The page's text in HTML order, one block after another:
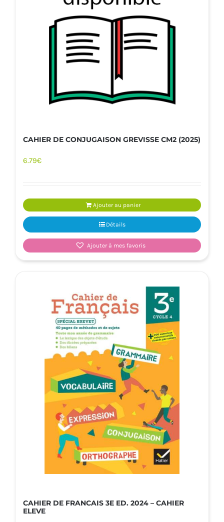
CAHIER DE CONJUGAISON GREVISSE CM2 (2025)
6.79€
Ajouter au panier
Détails
Ajouter à mes favoris
CAHIER DE FRANCAIS 3E ED. 2024 – CAHIER
ELEVE